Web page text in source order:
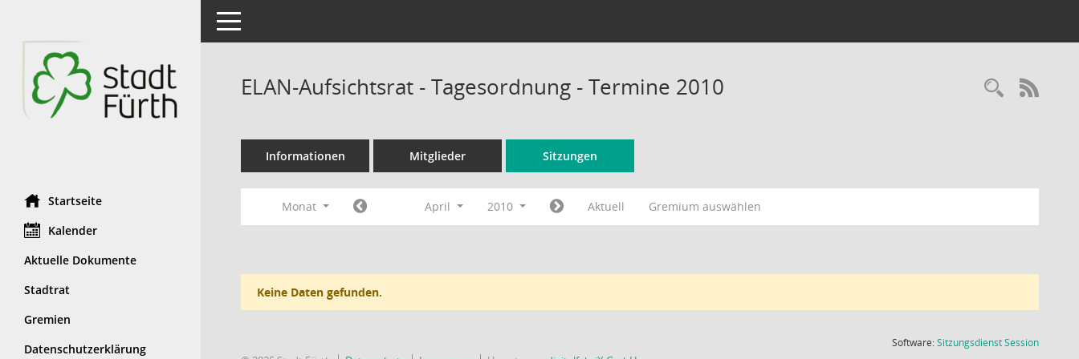
Startseite
Kalender
Aktuelle Dokumente
Stadtrat
Gremien
Datenschutzerklärung
Toggle navigation
ELAN-Aufsichtsrat - Tagesordnung - Termine 2010
Informationen Mitglieder Sitzungen
Monat April 2010 Aktuell Gremium auswählen
Keine Daten gefunden.
Software:SitzungsdienstSession(Wird in